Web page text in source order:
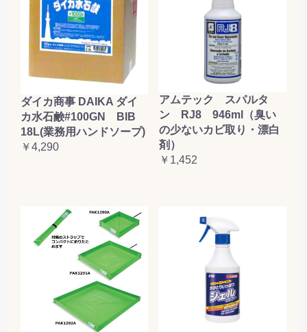
ダイカ商事 DAIKA ダイ
カ水石鹸#100GN BIB
18L(業務用ハンドソープ)
￥4,290
アムテック スパルタ
ン RJ8 946ml（臭い
の少ないカビ取り・漂白
剤）
￥1,452